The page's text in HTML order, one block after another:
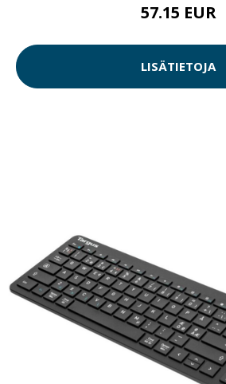
57.15 EUR
LISÄTIETOJA